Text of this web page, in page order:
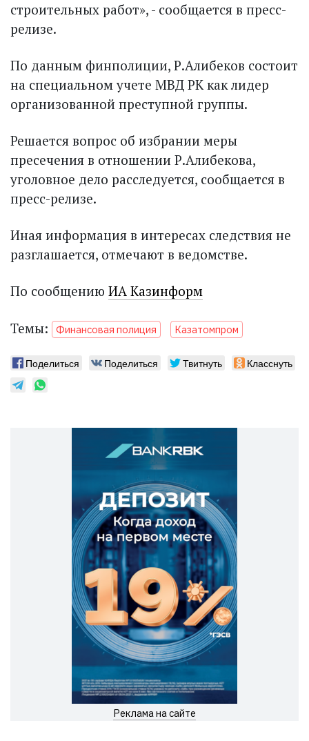
строительных работ», - сообщается в пресс-
релизе.
По данным финполиции, Р.Алибеков состоит
на специальном учете МВД РК как лидер
организованной преступной группы.
Решается вопрос об избрании меры
пресечения в отношении Р.Алибекова,
уголовное дело расследуется, сообщается в
пресс-релизе.
Иная информация в интересах следствия не
разглашается, отмечают в ведомстве.
По сообщению ИА Казинформ
Темы: Финансовая полиция Казатомпром
Поделиться Поделиться Твитнуть Класснуть
Реклама на сайте